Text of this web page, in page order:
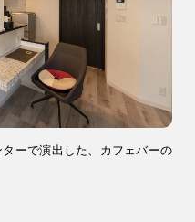
ーで演出した、カフェバーの
ー